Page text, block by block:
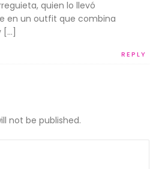
REPLY
quien lo llevó
en un outfit que combina
not be published.